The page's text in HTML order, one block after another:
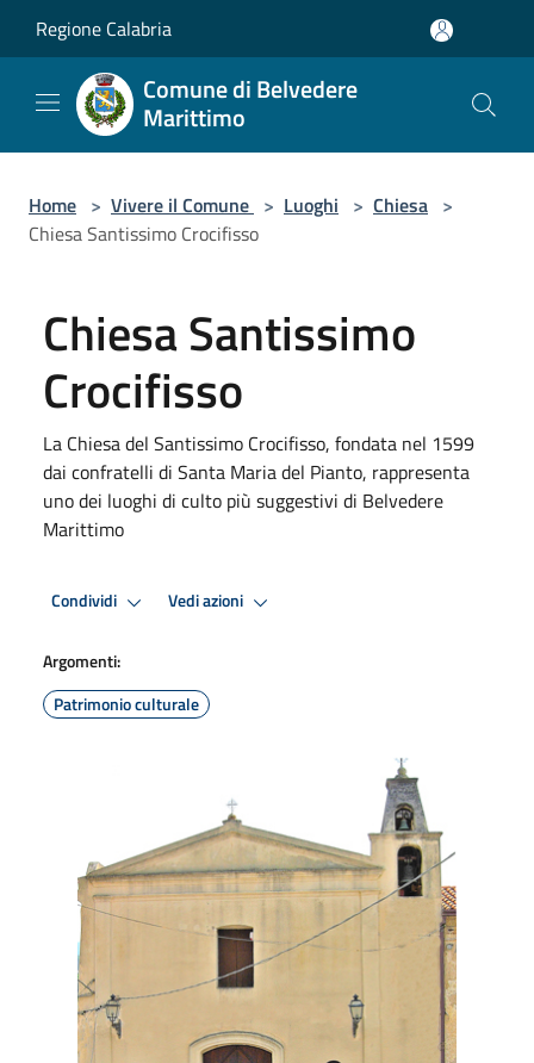
Regione Calabria
Comune di Belvedere
Marittimo
Home > Vivere il Comune > Luoghi > Chiesa >
Chiesa Santissimo Crocifisso
Chiesa Santissimo
Crocifisso
La Chiesa del Santissimo Crocifisso, fondata nel 1599
dai confratelli di Santa Maria del Pianto, rappresenta
uno dei luoghi di culto più suggestivi di Belvedere
Marittimo
Condividi Vedi azioni
Argomenti:
Patrimonio culturale